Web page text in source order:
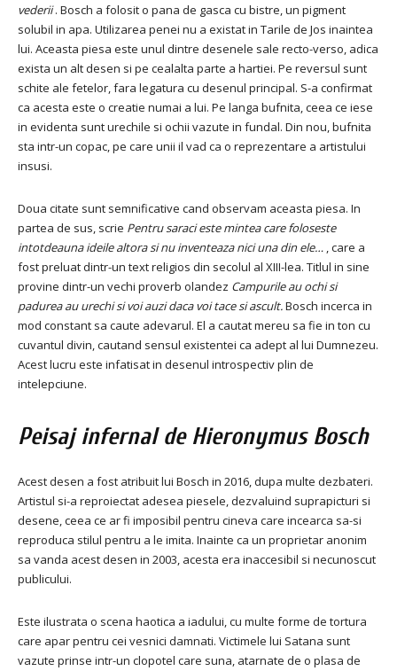
vederii. Bosch a folosit o pana de gasca cu bistre, un pigment
solubil in apa. Utilizarea penei nu a existat in Tarile de Jos inaintea
lui. Aceasta piesa este unul dintre desenele sale recto-verso, adica
exista un alt desen si pe cealalta parte a hartiei. Pe reversul sunt
schite ale fetelor, fara legatura cu desenul principal. S-a confirmat
ca acesta este o creatie numai a lui. Pe langa bufnita, ceea ce iese
in evidenta sunt urechile si ochii vazute in fundal. Din nou, bufnita
sta intr-un copac, pe care unii il vad ca o reprezentare a artistului
insusi.
Doua citate sunt semnificative cand observam aceasta piesa. In
partea de sus, scrie Pentru saraci este mintea care foloseste
intotdeauna ideile altora si nu inventeaza nici una din ele… , care a
fost preluat dintr-un text religios din secolul al XIII-lea. Titlul in sine
provine dintr-un vechi proverb olandez Campurile au ochi si
padurea au urechi si voi auzi daca voi tace si ascult.Bosch incerca in
mod constant sa caute adevarul. El a cautat mereu sa fie in ton cu
cuvantul divin, cautand sensul existentei ca adept al lui Dumnezeu.
Acest lucru este infatisat in desenul introspectiv plin de
intelepciune.
Peisaj infernalde Hieronymus Bosch
Acest desen a fost atribuit lui Bosch in 2016, dupa multe dezbateri.
Artistul si-a reproiectat adesea piesele, dezvaluind suprapicturi si
desene, ceea ce ar fi imposibil pentru cineva care incearca sa-si
reproduca stilul pentru a le imita. Inainte ca un proprietar anonim
sa vanda acest desen in 2003, acesta era inaccesibil si necunoscut
publicului.
Este ilustrata o scena haotica a iadului, cu multe forme de tortura
care apar pentru cei vesnici damnati. Victimele lui Satana sunt
vazute prinse intr-un clopotel care suna, atarnate de o plasa de